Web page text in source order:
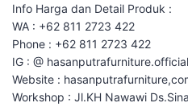
Info Harga dan Detail Produk :
WA : +62 811 2723 422
Phone : +62 811 2723 422
IG : @ hasanputrafurniture.official
Website :
Workshop : Jl.KH Nawawi